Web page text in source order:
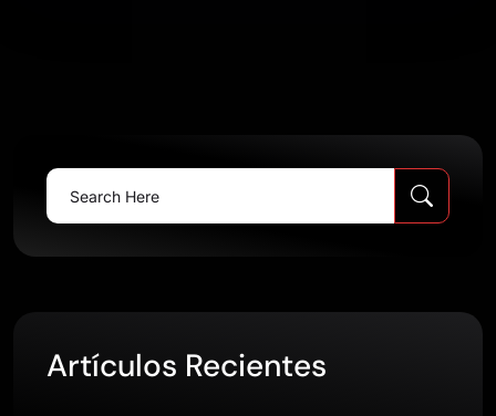
Search
for:
Artículos Recientes